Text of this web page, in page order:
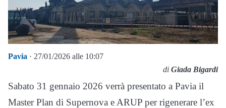
Pavia · 27/01/2026 alle 10:07
di Giada Bigardi
Sabato 31 gennaio 2026 verrà presentato a Pavia il
Master Plan di Supernova e ARUP per rigenerare l’ex